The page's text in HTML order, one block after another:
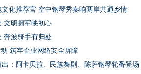
化推荐官 空中钢琴秀奏响两岸共通乡情
文明拥军映初心
奔波骑手有归处
筑牢企业网络安全屏障
：阿卡贝拉、民族舞剧、陈萨钢琴轮番登场